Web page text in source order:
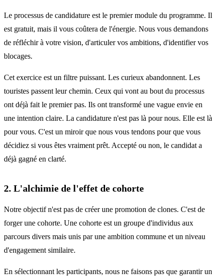
Le processus de candidature est le premier module du programme. Il
est gratuit, mais il vous coûtera de l'énergie. Nous vous demandons
de réfléchir à votre vision, d'articuler vos ambitions, d'identifier vos
blocages.
Cet exercice est un filtre puissant. Les curieux abandonnent. Les
touristes passent leur chemin. Ceux qui vont au bout du processus
ont déjà fait le premier pas. Ils ont transformé une vague envie en
une intention claire. La candidature n'est pas là pour nous. Elle est là
pour vous. C'est un miroir que nous vous tendons pour que vous
décidiez si vous êtes vraiment prêt. Accepté ou non, le candidat a
déjà gagné en clarté.
2. L'alchimie de l'effet de cohorte
Notre objectif n'est pas de créer une promotion de clones. C'est de
forger une cohorte. Une cohorte est un groupe d'individus aux
parcours divers mais unis par une ambition commune et un niveau
d'engagement similaire.
En sélectionnant les participants, nous ne faisons pas que garantir un